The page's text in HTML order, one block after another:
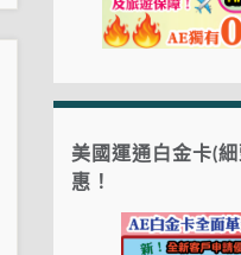
美國運通白金卡(
惠！